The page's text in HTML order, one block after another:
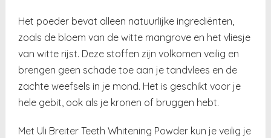
Het poeder bevat alleen natuurlijke ingrediënten,
zoals de bloem van de witte mangrove en het vliesje
van witte rijst. Deze stoffen zijn volkomen veilig en
brengen geen schade toe aan je tandvlees en de
zachte weefsels in je mond. Het is geschikt voor je
hele gebit, ook als je kronen of bruggen hebt.
Met Uli Breiter Teeth Whitening Powder kun je veilig je